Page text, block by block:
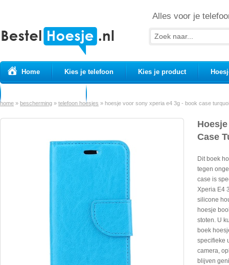
Alles voor je
Home Kies je telefoon Kies je product
home » bescherming » telefoon hoesjes » hoesje voor sony xperia e4 3g - book case
Case
Dit boek
tegen
case is
Xperia E4
silicone
hoesje
stoten. U
boek
specifieke
camera,
blijven